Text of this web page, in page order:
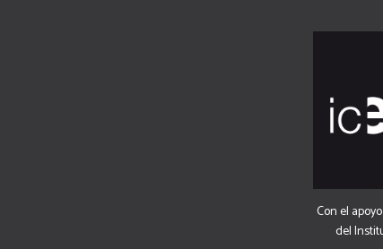
Con el
del